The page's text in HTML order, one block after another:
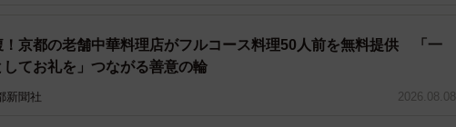
！京都の老舗中華料理店がフルコース料理50人前を無料提供 「一
してお礼を」つながる善意の輪
新聞社 2026.08.08